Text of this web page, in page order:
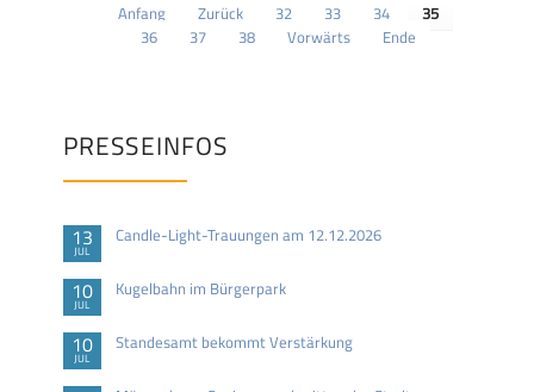
Anfang Zurück 32 33 34
35
36
37 38 Vorwärts Ende
PRESSEINFOS
13
JUL
Candle-Light-Trauungen am 12.12.2026
10
JUL
Kugelbahn im Bürgerpark
10
JUL
Standesamt bekommt Verstärkung